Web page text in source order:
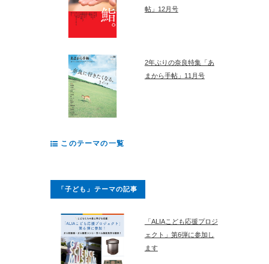
帖」12月号
2年ぶりの奈良特集「あ
まから手帖」11月号
このテーマの一覧
「子ども」テーマの記事
「ALIAこども応援プロジ
ェクト」第6弾に参加し
ます